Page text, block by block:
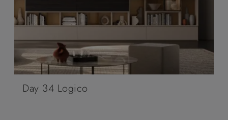
Day 34 Logico